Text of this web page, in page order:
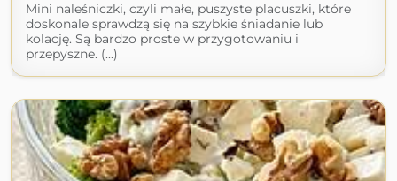
Mini naleśniczki, czyli małe, puszyste placuszki, które
doskonale sprawdzą się na szybkie śniadanie lub
kolację. Są bardzo proste w przygotowaniu i
przepyszne. (...)